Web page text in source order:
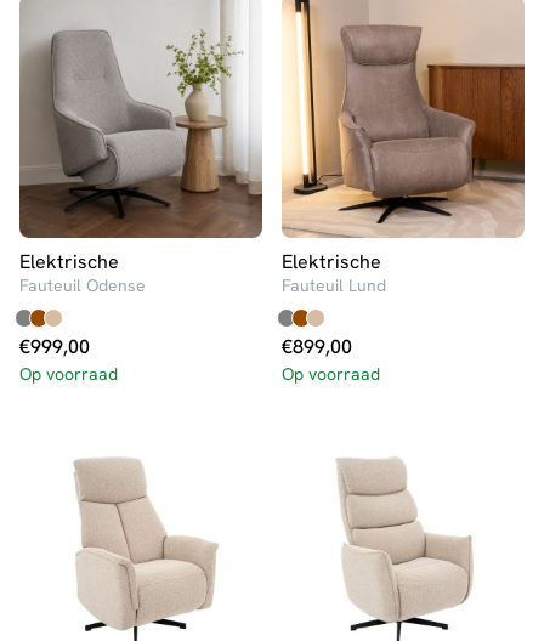
Elektrische
Fauteuil Odense
€999,00
Op voorraad
Elektrische
Fauteuil Lund
€899,00
Op voorraad